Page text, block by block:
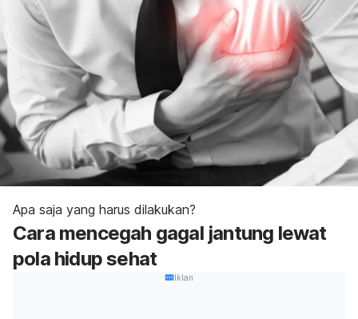
Apa saja yang harus dilakukan?
Cara mencegah gagal jantung lewat
pola hidup sehat
Iklan